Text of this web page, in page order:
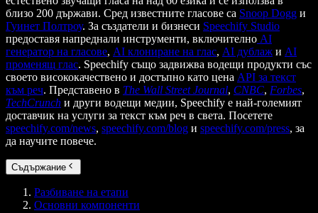
близо 200 държави. Сред известните гласове са Snoop Dogg и
Гуинет Полтроу. За създатели и бизнеси Speechify Studio
предоставя напреднали инструменти, включително AI
генератор на гласове, AI клониране на глас, AI дублаж и AI
променящ глас. Speechify също задвижва водещи продукти със
своето висококачествено и достъпно като цена API за текст
към реч. Представено в The Wall Street Journal, CNBC, Forbes,
TechCrunch и други водещи медии, Speechify е най-големият
доставчик на услуги за текст към реч в света. Посетете
speechify.com/news, speechify.com/blog и speechify.com/press, за
да научите повече.
Съдържание
Разбиване на етапи
Основни компоненти